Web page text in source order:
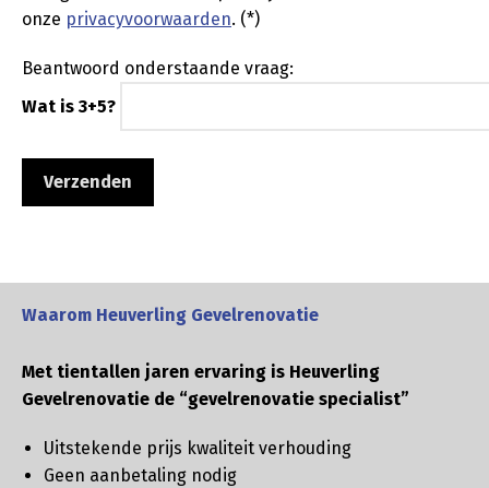
onze privacyvoorwaarden. (*)
Beantwoord onderstaande vraag:
Wat is 3+5?
Waarom Heuverling Gevelrenovatie
Met tientallen jaren ervaring is Heuverling
Gevelrenovatie de “gevelrenovatie specialist”
Uitstekende prijs kwaliteit verhouding
Geen aanbetaling nodig